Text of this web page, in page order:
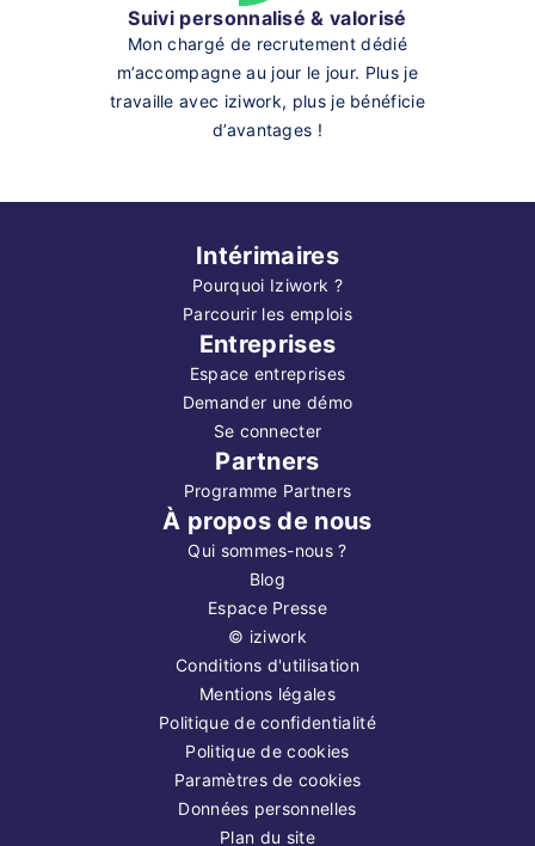
Suivi personnalisé & valorisé
Mon chargé de recrutement dédié
m’accompagne au jour le jour. Plus je
travaille avec iziwork, plus je bénéficie
d’avantages !
Intérimaires
Pourquoi Iziwork ?
Parcourir les emplois
Entreprises
Espace entreprises
Demander une démo
Se connecter
Partners
Programme Partners
À propos de nous
Qui sommes-nous ?
Blog
Espace Presse
© iziwork
Conditions d'utilisation
Mentions légales
Politique de confidentialité
Politique de cookies
Paramètres de cookies
Données personnelles
Plan du site